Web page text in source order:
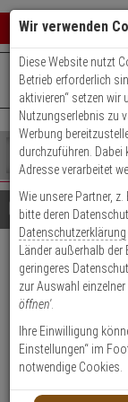
Shop
durchsuchen
Bitte
geben
Sie
mindestens
Zeichen
ein,
um
Suche
Es
wurde
noch
Kategorien
Suche
gestartet
+49 (0)821 899
Details
GLORIA
Produktmerkmale
Datenblatt
Wir verwenden
Diese Website nutzt
Betrieb erforderlich
aktivieren“ setzen
Nutzungserlebnis zu
Werbung
durchzuführen. Dabei
Adresse verarbeitet
Wie unsere Partner, z.
bitte deren
Datenschutzerklärung
Länder außerhalb
geringeres
zur Auswahl
öffnen'.
Ihre Einwilligung
Einstellungen“ im
notwendige Cookies.